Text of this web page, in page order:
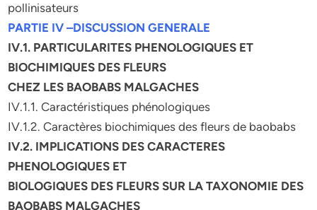
pollinisateurs
PARTIE IV –DISCUSSION GENERALE
IV.1. PARTICULARITES PHENOLOGIQUES ET
BIOCHIMIQUES DES FLEURS
CHEZ LES BAOBABS MALGACHES
IV.1.1. Caractéristiques phénologiques
IV.1.2. Caractères biochimiques des fleurs de baobabs
IV.2. IMPLICATIONS DES CARACTERES
PHENOLOGIQUES ET
BIOLOGIQUES DES FLEURS SUR LA TAXONOMIE DES
BAOBABS MALGACHES